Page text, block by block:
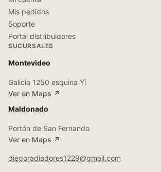
Mis pedidos
Soporte
Portal distribuidores
SUCURSALES
Montevideo
Galicia 1250 esquina Yí
Ver en Maps ↗
Maldonado
Portón de San Fernando
Ver en Maps ↗
diegoradiadores1229@gmail.com